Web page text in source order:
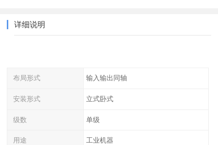
详细说明
布局形式 输入输出同轴
安装形式 立式卧式
级数 单级
用途 工业机器